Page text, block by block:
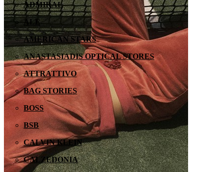
ADMIRAL
ALE
AMERICAN STARS
ANASTASIADIS OPTICAL STORES
ATTRATTIVO
BAG STORIES
BOSS
BSB
CALVIN KLEIN
CALZEDONIA